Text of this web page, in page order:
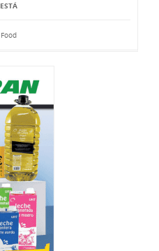
ESTÁ
Food